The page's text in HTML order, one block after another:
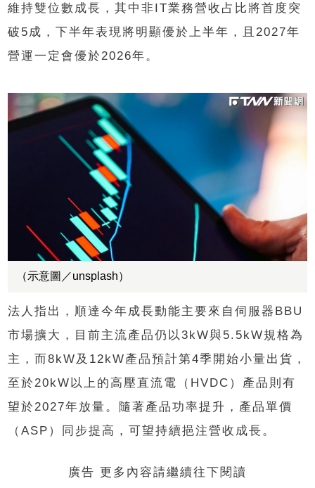
維持雙位數成長，其中非IT業務營收占比將首度突
破5成，下半年表現將明顯優於上半年，且2027年
營運一定會優於2026年。
（示意圖／unsplash）
法人指出，順達今年成長動能主要來自伺服器BBU
市場擴大，目前主流產品仍以3kW與5.5kW規格為
主，而8kW及12kW產品預計第4季開始小量出貨，
至於20kW以上的高壓直流電（HVDC）產品則有
望於2027年放量。隨著產品功率提升，產品單價
（ASP）同步提高，可望持續挹注營收成長。
廣告 更多內容請繼續往下閱讀